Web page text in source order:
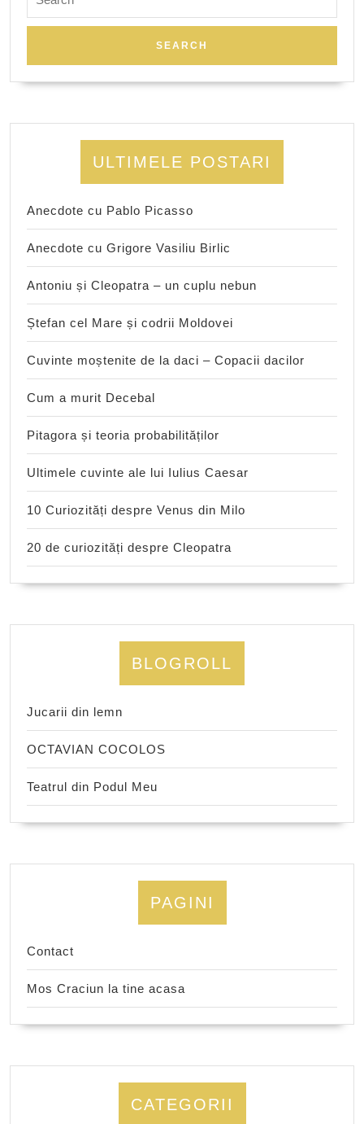
for:
ULTIMELE POSTARI
Anecdote cu Pablo Picasso
Anecdote cu Grigore Vasiliu Birlic
Antoniu și Cleopatra – un cuplu nebun
Ștefan cel Mare și codrii Moldovei
Cuvinte moștenite de la daci – Copacii dacilor
Cum a murit Decebal
Pitagora și teoria probabilităților
Ultimele cuvinte ale lui Iulius Caesar
10 Curiozități despre Venus din Milo
20 de curiozități despre Cleopatra
BLOGROLL
Jucarii din lemn
OCTAVIAN COCOLOS
Teatrul din Podul Meu
PAGINI
Contact
Mos Craciun la tine acasa
CATEGORII